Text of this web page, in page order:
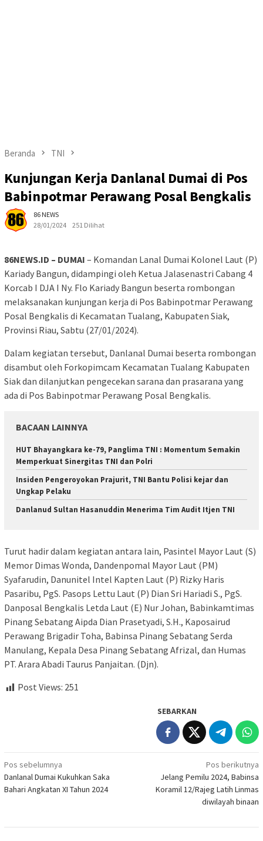
Beranda TNI
Kunjungan Kerja Danlanal Dumai di Pos
Babinpotmar Perawang Posal Bengkalis
86 NEWS
28/01/2024
251 Dilihat
86NEWS.ID – DUMAI – Komandan Lanal Dumai Kolonel Laut (P)
Kariady Bangun, didampingi oleh Ketua Jalasenastri Cabang 4
Korcab I DJA I Ny. Flo Kariady Bangun beserta rombongan
melaksanakan kunjungan kerja di Pos Babinpotmar Perawang
Posal Bengkalis di Kecamatan Tualang, Kabupaten Siak,
Provinsi Riau, Sabtu (27/01/2024).
Dalam kegiatan tersebut, Danlanal Dumai beserta rombongan
disambut oleh Forkopimcam Kecamatan Tualang Kabupaten
Siak dan dilanjutkan pengecekan sarana dan prasarana yang
ada di Pos Babinpotmar Perawang Posal Bengkalis.
BACAAN LAINNYA
HUT Bhayangkara ke-79, Panglima TNI : Momentum Semakin
Memperkuat Sinergitas TNI dan Polri
Insiden Pengeroyokan Prajurit, TNI Bantu Polisi kejar dan
Ungkap Pelaku
Danlanud Sultan Hasanuddin Menerima Tim Audit Itjen TNI
Turut hadir dalam kegiatan antara lain, Pasintel Mayor Laut (S)
Memor Dimas Wonda, Dandenpomal Mayor Laut (PM)
Syafarudin, Danunitel Intel Kapten Laut (P) Rizky Haris
Pasaribu, PgS. Pasops Lettu Laut (P) Dian Sri Hariadi S., PgS.
Danposal Bengkalis Letda Laut (E) Nur Johan, Babinkamtimas
Pinang Sebatang Aipda Dian Prasetyadi, S.H., Kaposairud
Perawang Brigadir Toha, Babinsa Pinang Sebatang Serda
Manulang, Kepala Desa Pinang Sebatang Afrizal, dan Humas
PT. Arara Abadi Taurus Panjaitan. (Djn).
Post Views: 251
SEBARKAN
Navigasi
pos
Pos sebelumnya
Danlanal Dumai Kukuhkan Saka
Bahari Angkatan XI Tahun 2024
Pos berikutnya
Jelang Pemilu 2024, Babinsa
Koramil 12/Rajeg Latih Linmas
diwilayah binaan